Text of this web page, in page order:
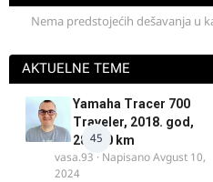
Nema predstojećih dešavanja u
AKTUELNE TEME
45
Yamaha Tracer 700
Traveler, 2018. god,
28.100 km
vasa.93 · NapisanoAvgust 10,
2024